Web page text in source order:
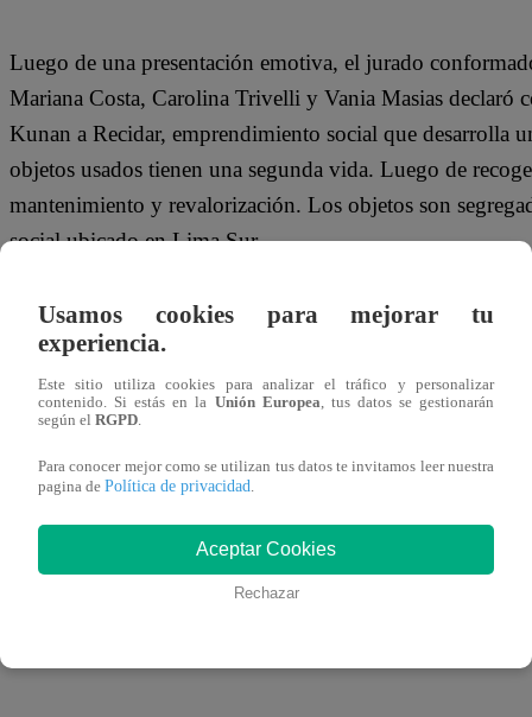
Luego de una presentación emotiva, el jurado
Mariana Costa, Carolina Trivelli y Vania Masias declaró
Kunan a Recidar, emprendimiento social que desarrolla
objetos usados tienen una segunda vida. Luego de
mantenimiento y revalorización. Los objetos son
social ubicado en Lima Sur.
El premio de S/ 40 000, aportado por Movistar y Help
más personas en distintos distritos de la ciudad y el
Recidar recibirá el acompañamiento técnico de NESsT
emprendimientos sociales; y acompañamiento de Seed
Por otro lado, el Desafío Kunan premió a
Usamos cookies para mejorar tu
experiencia.
Este sitio utiliza cookies para analizar el tráfico y personalizar
contenido. Si estás en la Unión Europea , tus datos se gestionarán
según el RGPD
Para conocer mejor como se utilizan tus datos te invitamos leer nuestra
pagina de Política de privacidad
Aceptar Cookies
Rechazar